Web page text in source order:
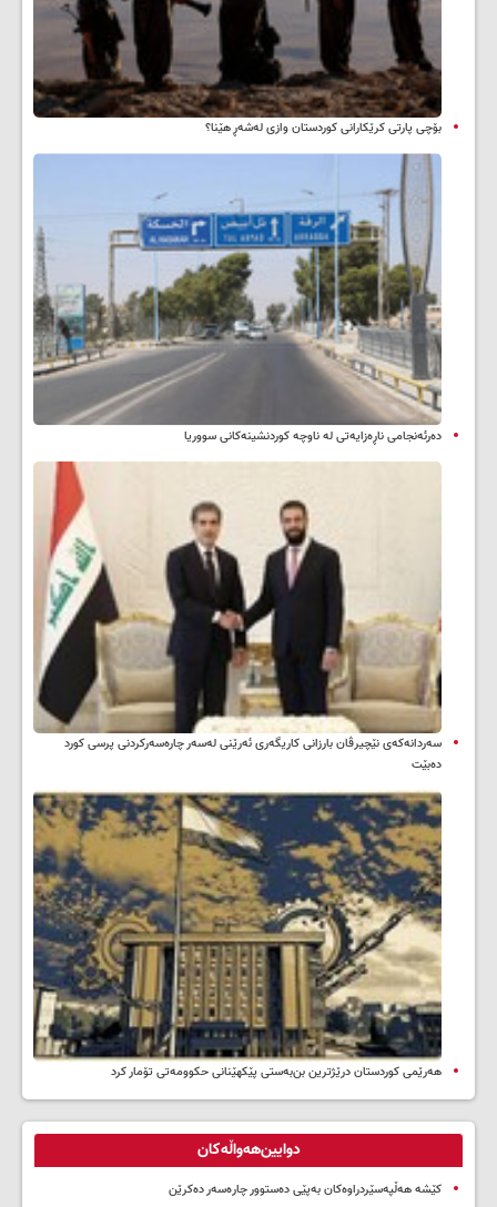
بۆچی پارتی کرێکارانی کوردستان وازی لەشەڕ هێنا؟
دەرئەنجامی ناڕەزایەتی لە ناوچە کوردنشینەکانی سووریا
سه‌ردانه‌کەی نێچیرڤان بارزانی كاریگه‌ری ئه‌رێنی له‌سه‌ر چاره‌سه‌ركردنی پرسی كورد
ده‌بێت
هەرێمی کوردستان درێژترین بن‌بەستی پێکهێنانی حکوومەتی تۆمار کرد
دوایین‌هەواڵەکان
کێشە هەڵپەسێردراوەکان بەپێی دەستوور چارەسەر دەکرێن